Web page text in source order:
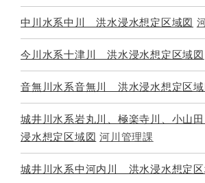
中川水系中川 洪水浸水想定区域図
今川水系十津川 洪水浸水想定区域図
音無川水系音無川 洪水浸水想定区域
城井川水系岩丸川、極楽寺川、小山
浸水想定区域図 河川管理課
城井川水系中河内川 洪水浸水想定区